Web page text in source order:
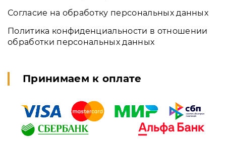
Согласие на обработку персональных данных
Политика конфиденциальности в отношении
обработки персональных данных
Принимаем к оплате